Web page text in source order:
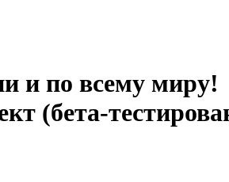
и по всему миру!
(бета-